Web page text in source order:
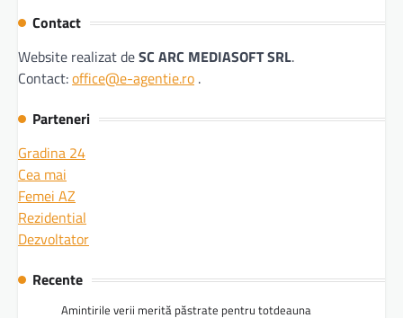
Contact
Website realizat deSC ARC MEDIASOFT SRL.
Contact:office@e-agentie.ro .
Parteneri
Gradina 24
Cea mai
Femei AZ
Rezidential
Dezvoltator
Recente
Amintirile verii merită păstrate pentru totdeauna